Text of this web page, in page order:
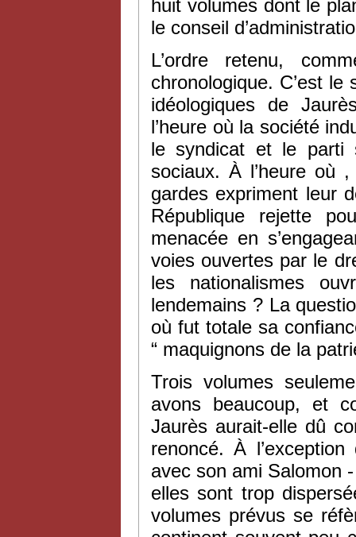
huit volumes dont le
le conseil
L’ordre retenu,
chronologique. C’est
idéologiques de
l’heure où la société
le syndicat et le parti
sociaux. À l’heure où
gardes expriment leur
République rejette
menacée en
voies ouvertes par le
les nationalismes
lendemains ? La
où fut totale sa
“ maquignons de la
Trois volumes
avons beaucoup, et
Jaurès aurait-elle dû
renoncé. À
avec son ami Salomon
elles sont trop
volumes prévus se